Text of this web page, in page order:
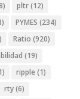
pltr(12)
PYMES (234)
Ratio (920)
(19)
ripple (1)
rty(6)